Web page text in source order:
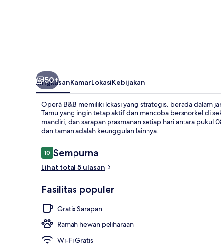
50+
RingkasanKamarLokasiKebijakan
Operà B&B memiliki lokasi yang strategis, berada dalam
Tamu yang ingin tetap aktif dan mencoba bersnorkel di
mandiri, dan sarapan prasmanan setiap hari antara pukul
dan taman adalah keunggulan lainnya.
Ulasan
1010 dari 10
Sempurna
Lihat total 5 ulasan
Fasilitas populer
Gratis Sarapan
Ramah hewan peliharaan
Wi-Fi Gratis